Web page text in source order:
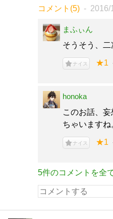
コメント(5) 2016/
まふぃん
そうそう、
ナイス ★1
honoka
このお話、
ちゃいますね
ナイス ★1
5件のコメントを全